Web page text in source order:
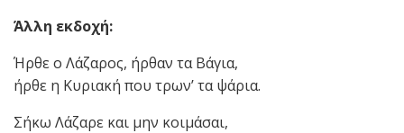
Άλλη εκδοχή:
Ήρθε ο Λάζαρος, ήρθαν τα Βάγια,
ήρθε η Κυριακή που τρων’ τα ψάρια.
Σήκω Λάζαρε και μην κοιμάσαι,